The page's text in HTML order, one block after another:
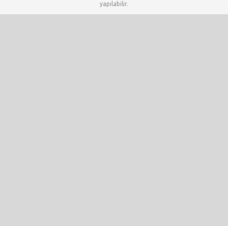
yapılabilir.